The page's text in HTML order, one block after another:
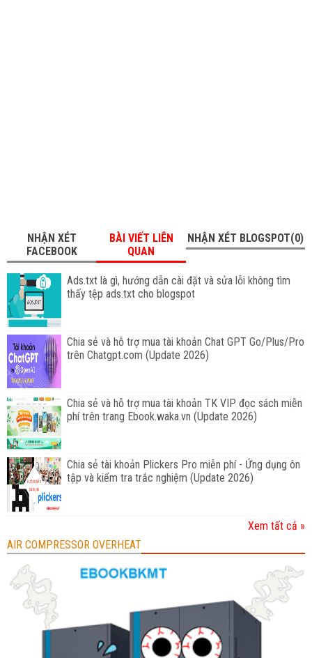
NHẬN XÉT
FACEBOOK
BÀI VIẾT LIÊN
QUAN
NHẬN XÉT BLOGSPOT(0)
Ads.txt là gì, hướng dẫn cài đặt và sửa lỗi không tìm
thấy tệp ads.txt cho blogspot
Chia sẻ và hỗ trợ mua tài khoản Chat GPT Go/Plus/Pro
trên Chatgpt.com (Update 2026)
Chia sẻ và hỗ trợ mua tài khoản TK VIP đọc sách miễn
phí trên trang Ebook.waka.vn (Update 2026)
Chia sẻ tài khoản Plickers Pro miễn phí - Ứng dụng ôn
tập và kiểm tra trắc nghiệm (Update 2026)
Xem tất cả »
AIR COMPRESSOR OVERHEAT